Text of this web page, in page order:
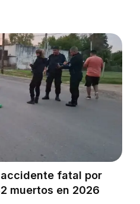
fatal por
muertos en 2026